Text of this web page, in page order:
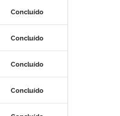
Concluído
Concluído
Concluído
Concluído